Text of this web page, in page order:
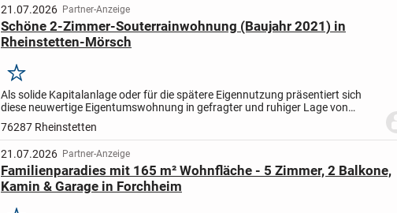
21.07.2026 Partner-Anzeige
Schöne 2-Zimmer-Souterrainwohnung (Baujahr 2021) in
Rheinstetten-Mörsch
Merken
Als solide Kapitalanlage oder für die spätere Eigennutzung präsentiert sich
diese neuwertige Eigentumswohnung in gefragter und ruhiger Lage von
Rheinstetten-Mörsch. Das im Jahr 2021 erbaute Wohngebäud...
76287 Rheinstetten
21.07.2026 Partner-Anzeige
Familienparadies mit 165 m² Wohnfläche - 5 Zimmer, 2 Balkone,
Kamin & Garage in Forchheim